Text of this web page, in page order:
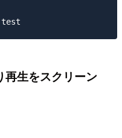
再生をスクリーン